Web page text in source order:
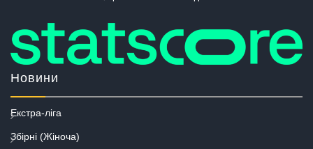
Новини
Екстра-ліга
Збірні (Жіноча)